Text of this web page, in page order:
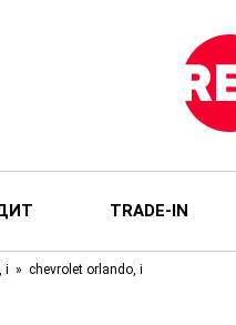
TRADE-IN
i chevrolet orlando, i